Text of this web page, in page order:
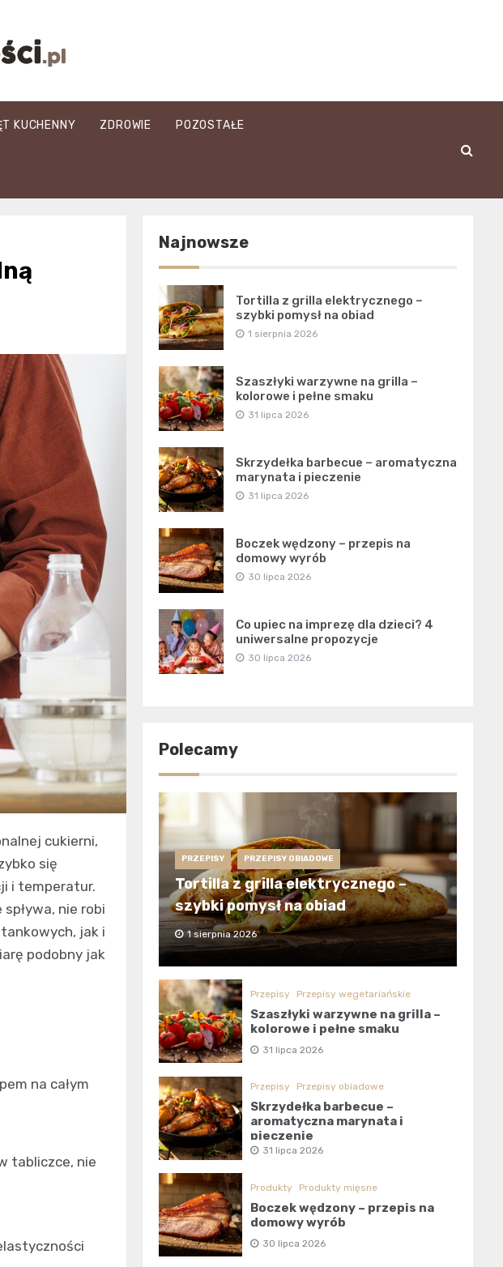
KUCHENNY ZDROWIE POZOSTAŁE
cukierni,
się
i temperatur.
spływa, nie robi
jak i
podobny jak
na całym
tabliczce, nie
Najnowsze
Tortilla z grilla elektrycznego –
szybki pomysł na obiad
1 sierpnia 2026
Szaszłyki warzywne na grilla –
kolorowe i pełne smaku
31 lipca 2026
Skrzydełka barbecue – aromatyczna
marynata i pieczenie
31 lipca 2026
Boczek wędzony – przepis na
domowy wyrób
30 lipca 2026
Co upiec na imprezę dla dzieci? 4
uniwersalne propozycje
30 lipca 2026
Polecamy
PRZEPISY PRZEPISY OBIADOWE
Tortilla z grilla elektrycznego –
szybki pomysł na obiad
1 sierpnia 2026
Przepisy Przepisy wegetariańskie
Szaszłyki warzywne na grilla –
kolorowe i pełne smaku
31 lipca 2026
Przepisy Przepisy obiadowe
Skrzydełka barbecue –
aromatyczna marynata i
pieczenie
31 lipca 2026
Produkty Produkty mięsne
Boczek wędzony – przepis na
domowy wyrób
30 lipca 2026